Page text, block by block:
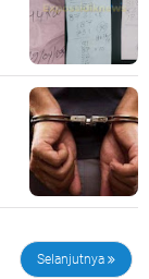
Selanjutnya